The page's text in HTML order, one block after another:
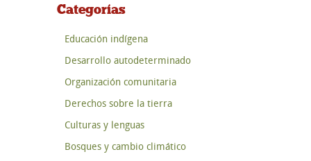
Categorías
Educación indígena
Desarrollo autodeterminado
Organización comunitaria
Derechos sobre la tierra
Culturas y lenguas
Bosques y cambio climático